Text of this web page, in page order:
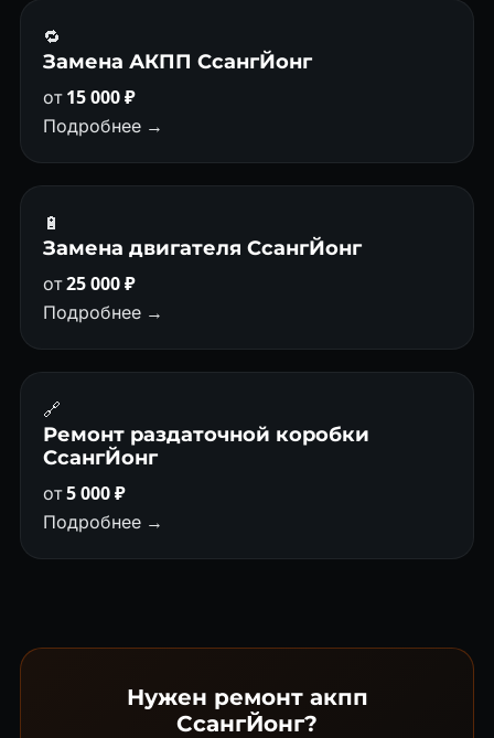
🔁
Замена АКПП СсангЙонг
от15 000 ₽
Подробнее →
🔋
Замена двигателя СсангЙонг
от25 000 ₽
Подробнее →
🔗
Ремонт раздаточной коробки
СсангЙонг
от5 000 ₽
Подробнее →
Нужен ремонт акпп
СсангЙонг?